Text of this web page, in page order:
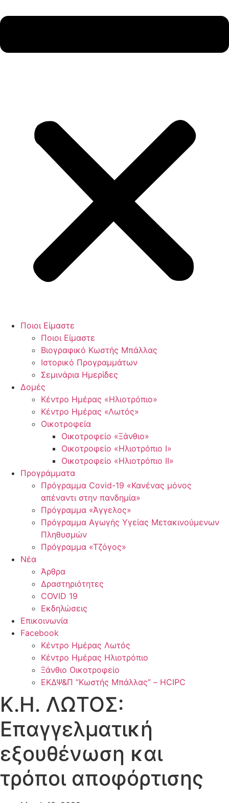
Ποιοι Είμαστε
Ποιοι Είμαστε
Βιογραφικό Κωστής Μπάλλας
Ιστορικό Προγραμμάτων
Σεμινάρια Ημερίδες
Δομές
Κέντρο Ημέρας «Ηλιοτρόπιο»
Κέντρο Ημέρας «Λωτός»
Οικοτροφεία
Οικοτροφείο «Ξάνθιο»
Οικοτροφείο «Ηλιοτρόπιο Ι»
Οικοτροφείο «Ηλιοτρόπιο ΙΙ»
Προγράμματα
Πρόγραμμα Covid-19 «Κανένας μόνος
απέναντι στην πανδημία»
Πρόγραμμα «Άγγελος»
Πρόγραμμα Αγωγής Υγείας Μετακινούμενων
Πληθυσμών
Πρόγραμμα «Τζόγος»
Νέα
Άρθρα
Δραστηριότητες
COVID 19
Εκδηλώσεις
Επικοινωνία
Facebook
Κέντρο Ημέρας Λωτός
Κέντρο Ημέρας Ηλιοτρόπιο
Ξάνθιο Οικοτροφείο
ΕΚΔΨ&Π “Κωστής Μπάλλας” – HCIPC
Κ.Η. ΛΩΤΟΣ:
Επαγγελματική
εξουθένωση και
τρόποι αποφόρτισης